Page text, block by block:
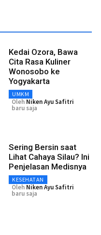
Kedai Ozora, Bawa
Cita Rasa Kuliner
Wonosobo ke
Yogyakarta
UMKM
Oleh Niken Ayu Safitri
baru saja
Sering Bersin saat
Lihat Cahaya Silau? Ini
Penjelasan Medisnya
KESEHATAN
Oleh Niken Ayu Safitri
baru saja